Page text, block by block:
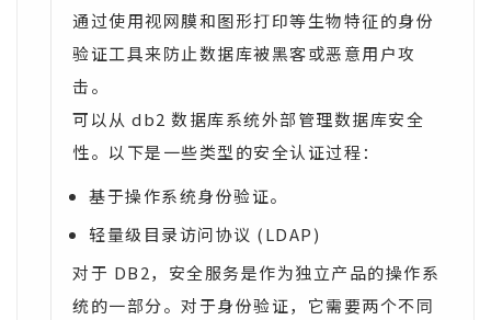
通过使用视网膜和图形打印等生物特征的身份
验证工具来防止数据库被黑客或恶意用户攻
击。
可以从 db2 数据库系统外部管理数据库安全
性。以下是一些类型的安全认证过程：
基于操作系统身份验证。
轻量级目录访问协议 (LDAP)
对于 DB2，安全服务是作为独立产品的操作系
统的一部分。对于身份验证，它需要两个不同